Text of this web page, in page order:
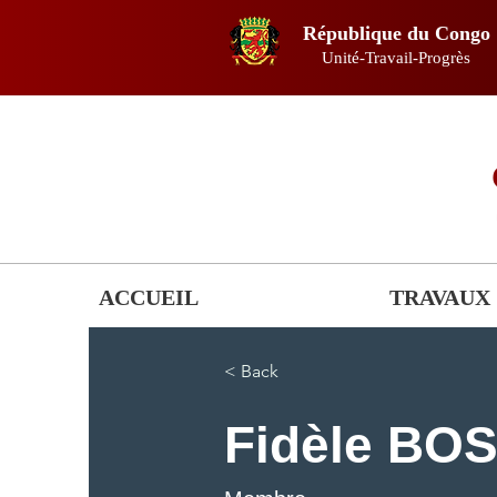
République du Congo
Unité-Travail-Progrès
ACCUEIL TRAVAUX
< Back
Fidèle